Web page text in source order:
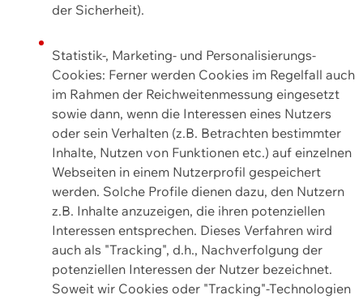
der Sicherheit).
Statistik-, Marketing- und Personalisierungs-
Cookies: Ferner werden Cookies im Regelfall auch
im Rahmen der Reichweitenmessung eingesetzt
sowie dann, wenn die Interessen eines Nutzers
oder sein Verhalten (z.B. Betrachten bestimmter
Inhalte, Nutzen von Funktionen etc.) auf einzelnen
Webseiten in einem Nutzerprofil gespeichert
werden. Solche Profile dienen dazu, den Nutzern
z.B. Inhalte anzuzeigen, die ihren potenziellen
Interessen entsprechen. Dieses Verfahren wird
auch als "Tracking", d.h., Nachverfolgung der
potenziellen Interessen der Nutzer bezeichnet.
Soweit wir Cookies oder "Tracking"-Technologien